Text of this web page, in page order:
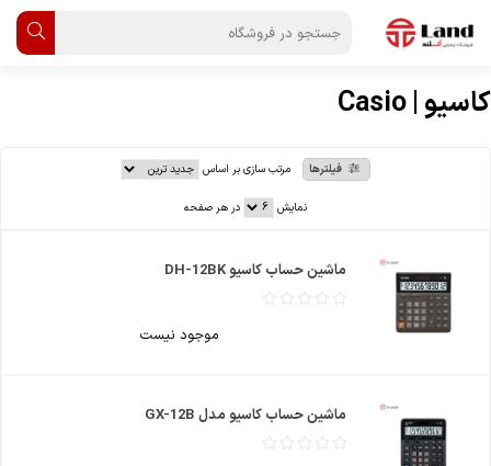
کاسیو | Casio
فیلترها مرتب سازی بر اساس
نمایش در هر صفحه
ماشین حساب کاسیو DH-12BK
موجود نیست
ماشین حساب کاسیو مدل GX-12B